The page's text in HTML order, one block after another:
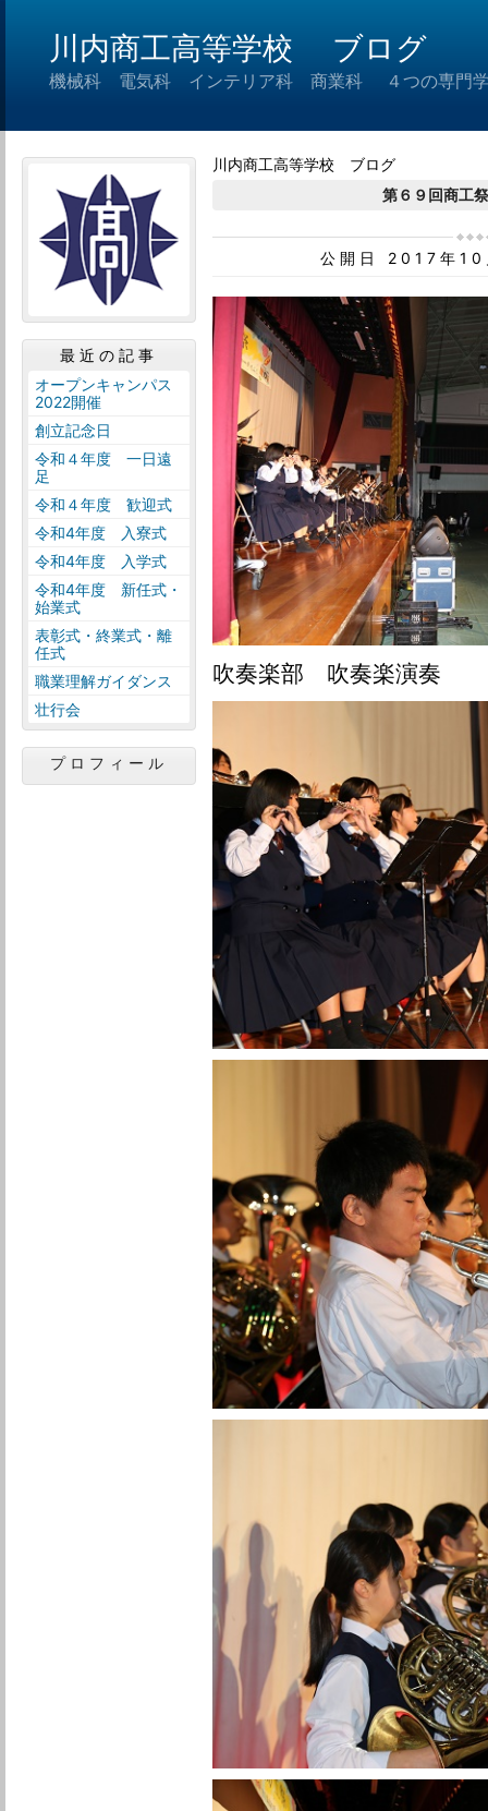
川内商工高等学校 ブログ
機械科 電気科 インテリア科 商業科 ４つの専門学
川内商工高等学校 ブログ
第６９回商工
公開日 2017年
吹奏楽部 吹奏楽演奏
最近の記事
オープンキャンパス
2022開催
創立記念日
令和４年度 一日遠
足
令和４年度 歓迎式
令和4年度 入寮式
令和4年度 入学式
令和4年度 新任式・
始業式
表彰式・終業式・離
任式
職業理解ガイダンス
壮行会
プロフィール